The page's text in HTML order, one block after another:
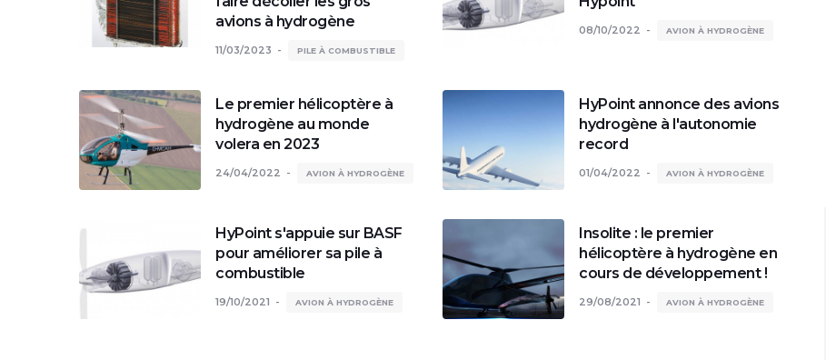
avions à hydrogène
11/03/2023 PILE À COMBUSTIBLE
08/10/2022 AVION À HYDROGÈNE
Le premier hélicoptère à
hydrogène au monde
volera en 2023
24/04/2022 AVION À HYDROGÈNE
HyPoint annonce des avions
hydrogène à l'autonomie
record
01/04/2022 AVION À HYDROGÈNE
HyPoint s'appuie sur BASF
pour améliorer sa pile à
combustible
19/10/2021 AVION À HYDROGÈNE
Insolite : le premier
hélicoptère à hydrogène en
cours de développement !
29/08/2021 AVION À HYDROGÈNE